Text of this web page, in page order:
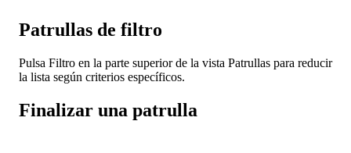
Patrullas de filtro
Pulsa Filtro en la parte superior de la vista Patrullas para reducir
la lista según criterios específicos.
Finalizar una patrulla